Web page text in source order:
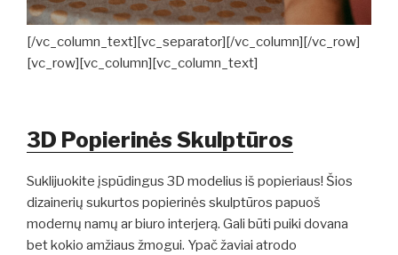
[/vc_column_text][vc_separator][/vc_column][/vc_row]
[vc_row][vc_column][vc_column_text]
3D Popierinės Skulptūros
Suklijuokite įspūdingus 3D modelius iš popieriaus! Šios
dizainerių sukurtos popierinės skulptūros papuoš
modernų namų ar biuro interjerą. Gali būti puiki dovana
bet kokio amžiaus žmogui. Ypač žaviai atrodo